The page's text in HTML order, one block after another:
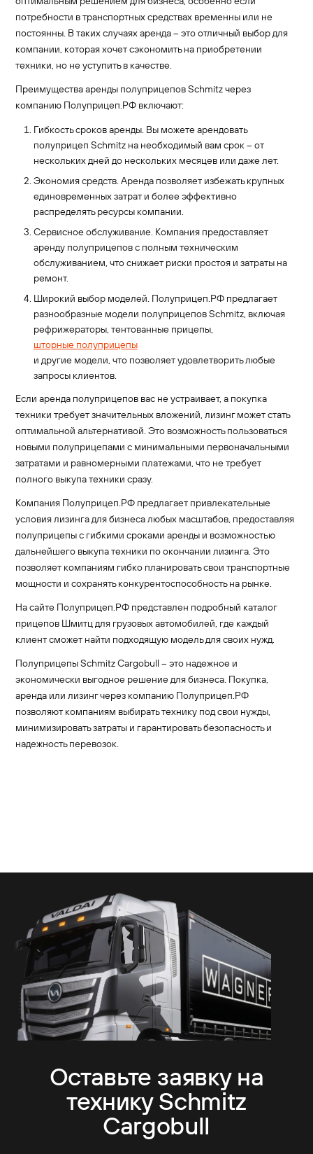
потребности в транспортных средствах временны или не
постоянны. В таких случаях аренда – это отличный выбор для
компании, которая хочет сэкономить на приобретении
техники, но не уступить в качестве.
Преимущества аренды полуприцепов Schmitz через
компанию Полуприцеп.РФ включают:
Гибкость сроков аренды. Вы можете арендовать
полуприцеп Schmitz на необходимый вам срок – от
нескольких дней до нескольких месяцев или даже лет.
Экономия средств. Аренда позволяет избежать крупных
единовременных затрат и более эффективно
распределять ресурсы компании.
Сервисное обслуживание. Компания предоставляет
аренду полуприцепов с полным техническим
обслуживанием, что снижает риски простоя и затраты на
ремонт.
Широкий выбор моделей. Полуприцеп.РФ предлагает
разнообразные модели полуприцепов Schmitz, включая
рефрижераторы, тентованные прицепы,
шторные полуприцепы
и другие модели, что позволяет удовлетворить любые
запросы клиентов.
Если аренда полуприцепов вас не устраивает, а покупка
техники требует значительных вложений, лизинг может стать
оптимальной альтернативой. Это возможность пользоваться
новыми полуприцепами с минимальными первоначальными
затратами и равномерными платежами, что не требует
полного выкупа техники сразу.
Компания Полуприцеп.РФ предлагает привлекательные
условия лизинга для бизнеса любых масштабов, предоставляя
полуприцепы с гибкими сроками аренды и возможностью
дальнейшего выкупа техники по окончании лизинга. Это
позволяет компаниям гибко планировать свои транспортные
мощности и сохранять конкурентоспособность на рынке.
На сайте Полуприцеп.РФ представлен подробный каталог
прицепов Шмитц для грузовых автомобилей, где каждый
клиент сможет найти подходящую модель для своих нужд.
Полуприцепы Schmitz Cargobull – это надежное и
экономически выгодное решение для бизнеса. Покупка,
аренда или лизинг через компанию Полуприцеп.РФ
позволяют компаниям выбирать технику под свои нужды,
минимизировать затраты и гарантировать безопасность и
надежность перевозок.
Оставьте заявку на
технику Schmitz
Cargobull